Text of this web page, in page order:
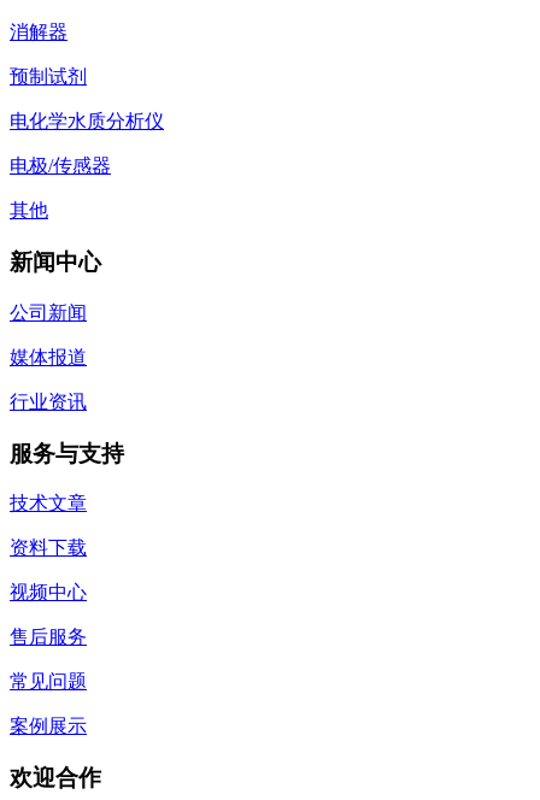
消解器
预制试剂
电化学水质分析仪
电极/传感器
其他
新闻中心
公司新闻
媒体报道
行业资讯
服务与支持
技术文章
资料下载
视频中心
售后服务
常见问题
案例展示
欢迎合作